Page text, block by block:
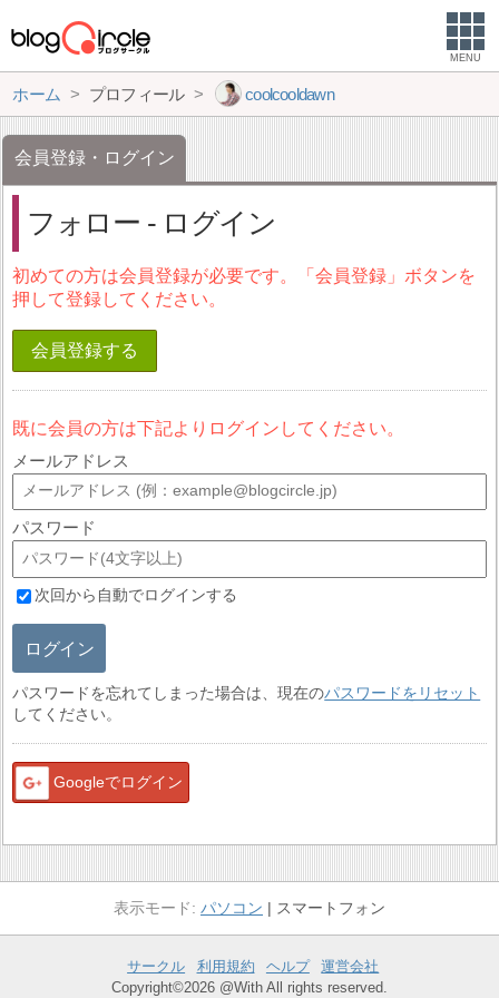
MENU
ホーム プロフィール coolcooldawn
会員登録・ログイン
フォロー - ログイン
初めての方は会員登録が必要です。「会員登録」ボタンを
押して登録してください。
会員登録する
既に会員の方は下記よりログインしてください。
メールアドレス
パスワード
次回から自動でログインする
ログイン
パスワードを忘れてしまった場合は、現在のパスワードをリセット
してください。
Googleでログイン
パソコン スマートフォン
サークル 利用規約 ヘルプ
運営会社
Copyright©2026 @With All rights reserved.